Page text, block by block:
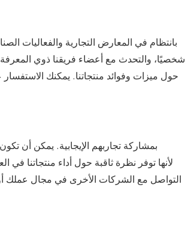
حول ميزات وفوائد منتجاتنا. يمكنك
التواصل مع الشركات الأخرى في مجال عملك أو